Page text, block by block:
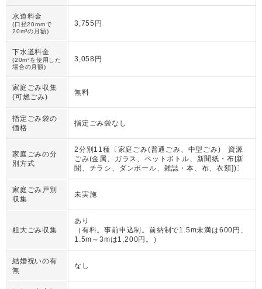
水道料金
(口径20mmで
20m³の月額)
3,755円
下水道料金
(20m³を使用した
場合の月額)
3,058円
家庭ごみ収集
(可燃ごみ)
無料
指定ごみ袋の
価格
指定ごみ袋なし
家庭ごみの分
別方式
2分別11種〔家庭ごみ(普通ごみ、中型ごみ) 資源
ごみ(金属、ガラス、ペットボトル、新聞紙・布[新
聞、チラシ、ダンボール、雑誌・本、布、衣類])〕
家庭ごみ戸別
収集
未実施
粗大ごみ収集
あり
（ 有料。事前申込制。前納制で1.5m未満は600円、
1.5m～3mは1,200円。
）
結婚祝いの有
無
なし